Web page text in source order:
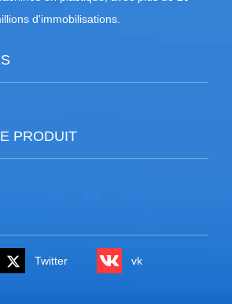
d'immobilisations.
PRODUIT
Twitter vk